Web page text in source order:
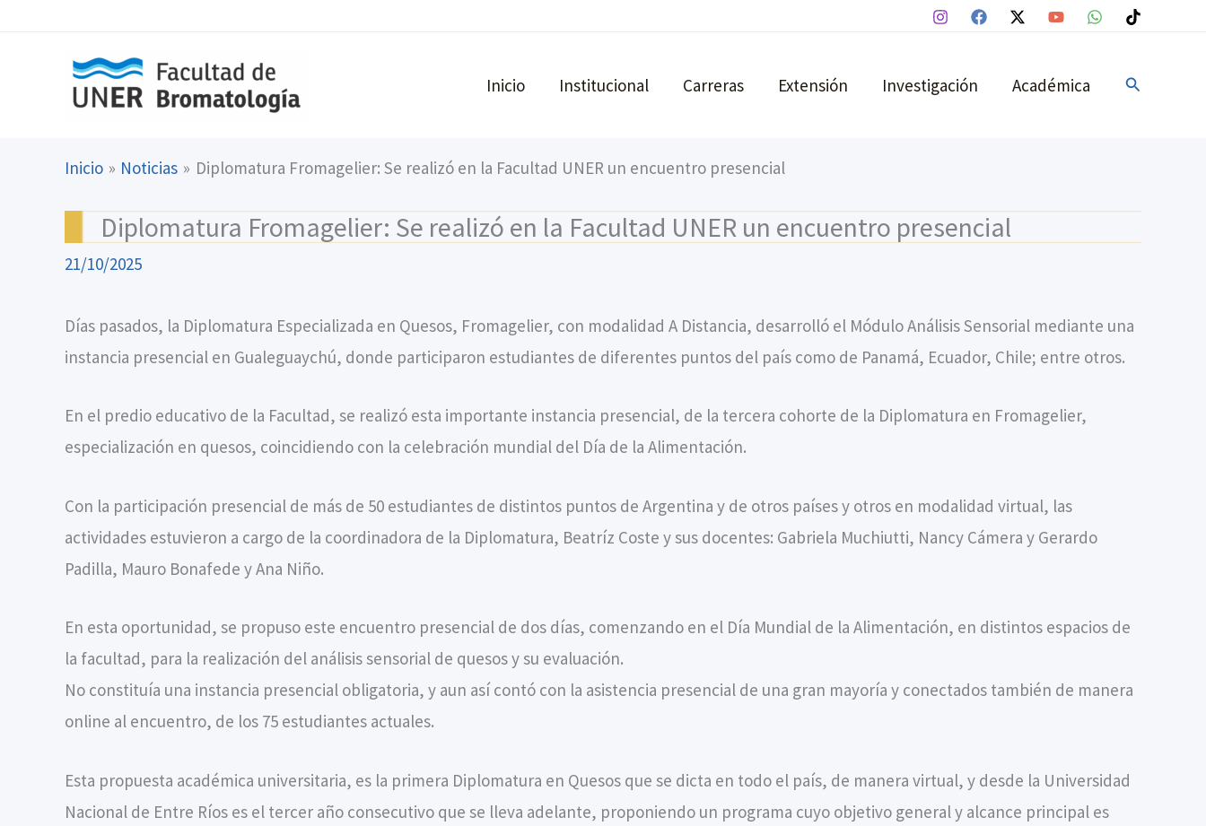
contenido
Inicio Institucional Carreras Extensión Investigación Académica Buscar
Inicio Noticias Diplomatura Fromagelier: Se realizó en la Facultad UNER un encuentro presencial
Diplomatura Fromagelier: Se realizó en la Facultad UNER un encuentro presencial
21/10/2025
Días pasados, la Diplomatura Especializada en Quesos, Fromagelier, con modalidad A Distancia, desarrolló el Módulo Análisis Sensorial mediante una
instancia presencial en Gualeguaychú, donde participaron estudiantes de diferentes puntos del país como de Panamá, Ecuador, Chile; entre otros.
En el predio educativo de la Facultad, se realizó esta importante instancia presencial, de la tercera cohorte de la Diplomatura en Fromagelier,
especialización en quesos, coincidiendo con la celebración mundial del Día de la Alimentación.
Con la participación presencial de más de 50 estudiantes de distintos puntos de Argentina y de otros países y otros en modalidad virtual, las
actividades estuvieron a cargo de la coordinadora de la Diplomatura, Beatríz Coste y sus docentes: Gabriela Muchiutti, Nancy Cámera y Gerardo
Padilla, Mauro Bonafede y Ana Niño.
En esta oportunidad, se propuso este encuentro presencial de dos días, comenzando en el Día Mundial de la Alimentación, en distintos espacios de
la facultad, para la realización del análisis sensorial de quesos y su evaluación.
No constituía una instancia presencial obligatoria, y aun así contó con la asistencia presencial de una gran mayoría y conectados también de manera
online al encuentro, de los 75 estudiantes actuales.
Esta propuesta académica universitaria, es la primera Diplomatura en Quesos que se dicta en todo el país, de manera virtual, y desde la Universidad
Nacional de Entre Ríos es el tercer año consecutivo que se lleva adelante, proponiendo un programa cuyo objetivo general y alcance principal es